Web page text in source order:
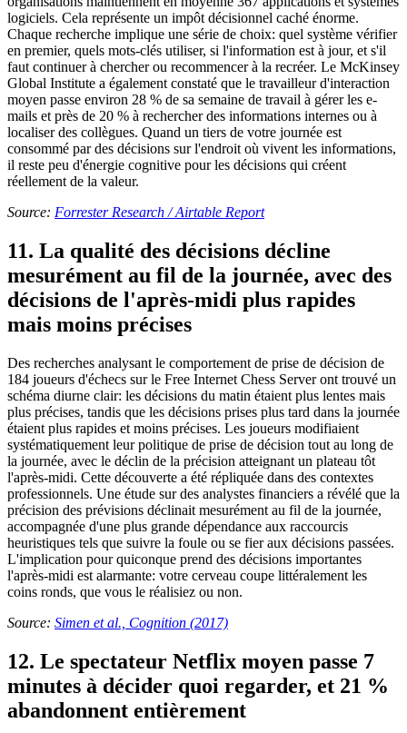
logiciels. Cela représente un impôt décisionnel caché énorme.
Chaque recherche implique une série de choix: quel système vérifier
en premier, quels mots-clés utiliser, si l'information est à jour, et s'il
faut continuer à chercher ou recommencer à la recréer. Le McKinsey
Global Institute a également constaté que le travailleur d'interaction
moyen passe environ 28 % de sa semaine de travail à gérer les e-
mails et près de 20 % à rechercher des informations internes ou à
localiser des collègues. Quand un tiers de votre journée est
consommé par des décisions sur l'endroit où vivent les informations,
il reste peu d'énergie cognitive pour les décisions qui créent
réellement de la valeur.
Source: Forrester Research / Airtable Report
11. La qualité des décisions décline
mesurément au fil de la journée, avec des
décisions de l'après-midi plus rapides
mais moins précises
Des recherches analysant le comportement de prise de décision de
184 joueurs d'échecs sur le Free Internet Chess Server ont trouvé un
schéma diurne clair: les décisions du matin étaient plus lentes mais
plus précises, tandis que les décisions prises plus tard dans la journée
étaient plus rapides et moins précises. Les joueurs modifiaient
systématiquement leur politique de prise de décision tout au long de
la journée, avec le déclin de la précision atteignant un plateau tôt
l'après-midi. Cette découverte a été répliquée dans des contextes
professionnels. Une étude sur des analystes financiers a révélé que la
précision des prévisions déclinait mesurément au fil de la journée,
accompagnée d'une plus grande dépendance aux raccourcis
heuristiques tels que suivre la foule ou se fier aux décisions passées.
L'implication pour quiconque prend des décisions importantes
l'après-midi est alarmante: votre cerveau coupe littéralement les
coins ronds, que vous le réalisiez ou non.
Source: Simen et al., Cognition (2017)
12. Le spectateur Netflix moyen passe 7
minutes à décider quoi regarder, et 21 %
abandonnent entièrement